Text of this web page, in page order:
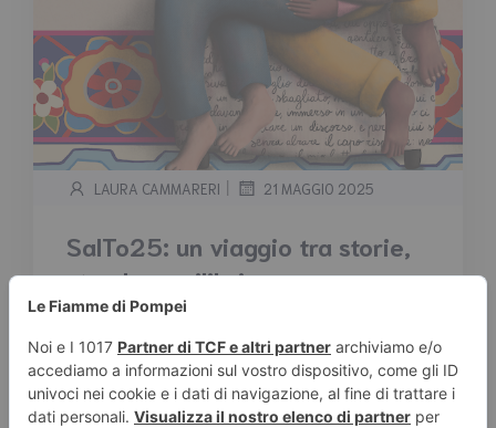
LAURA CAMMARERI | 21 MAGGIO 2025
SalTo25: un viaggio tra storie,
stand e squilibri
Tempo stimato di lettura:
Sabato sono stata al Salone del Libro di
Torino. Chi mi conosce sa che ci torno ogni
anno con la stessa emozione con cui si scarta
un libro nuovo: aspettativa, euforia, un pizzico